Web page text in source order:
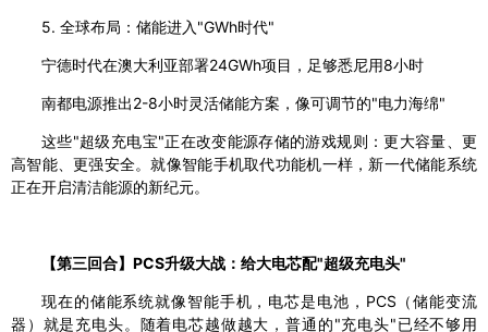
5. 全球布局：储能进入"GWh时代"
宁德时代在澳大利亚部署24GWh项目，足够悉尼用8小时
南都电源推出2-8小时灵活储能方案，像可调节的"电力海绵"
这些"超级充电宝"正在改变能源存储的游戏规则：更大容量、更
高智能、更强安全。就像智能手机取代功能机一样，新一代储能系统
正在开启清洁能源的新纪元。
【第三回合】PCS升级大战：给大电芯配"超级充电头"
现在的储能系统就像智能手机，电芯是电池，PCS（储能变流
器）就是充电头。随着电芯越做越大，普通的"充电头"已经不够用